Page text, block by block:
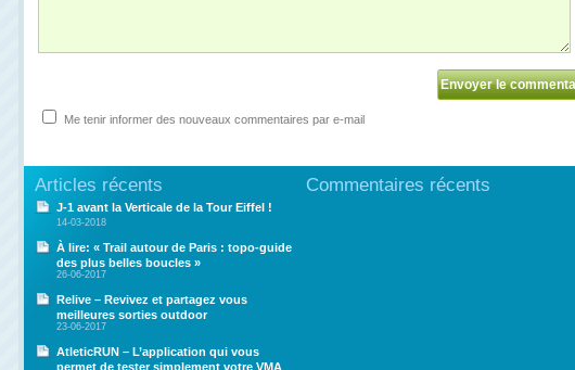
Me tenir informer des nouveaux commentaires par e-mail
Articles récents
J-1 avant la Verticale de la Tour Eiffel !
14-03-2018
À lire: « Trail autour de Paris : topo-guide
des plus belles boucles »
26-06-2017
Relive – Revivez et partagez vous
meilleures sorties outdoor
23-06-2017
AtleticRUN – L’application qui vous
permet de tester simplement votre VMA
Commentaires récents